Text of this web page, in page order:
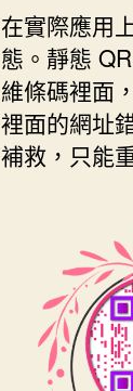
在實際應用
態。靜態
維條碼裡面
裡面的網址
補救，只能